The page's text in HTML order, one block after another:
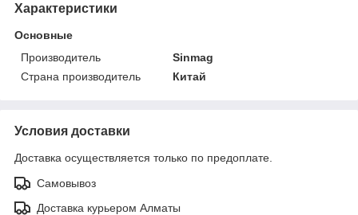
Характеристики
Основные
Производитель
Sinmag
Страна производитель
Китай
Условия доставки
Доставка осуществляется только по предоплате.
Самовывоз
Доставка курьером Алматы